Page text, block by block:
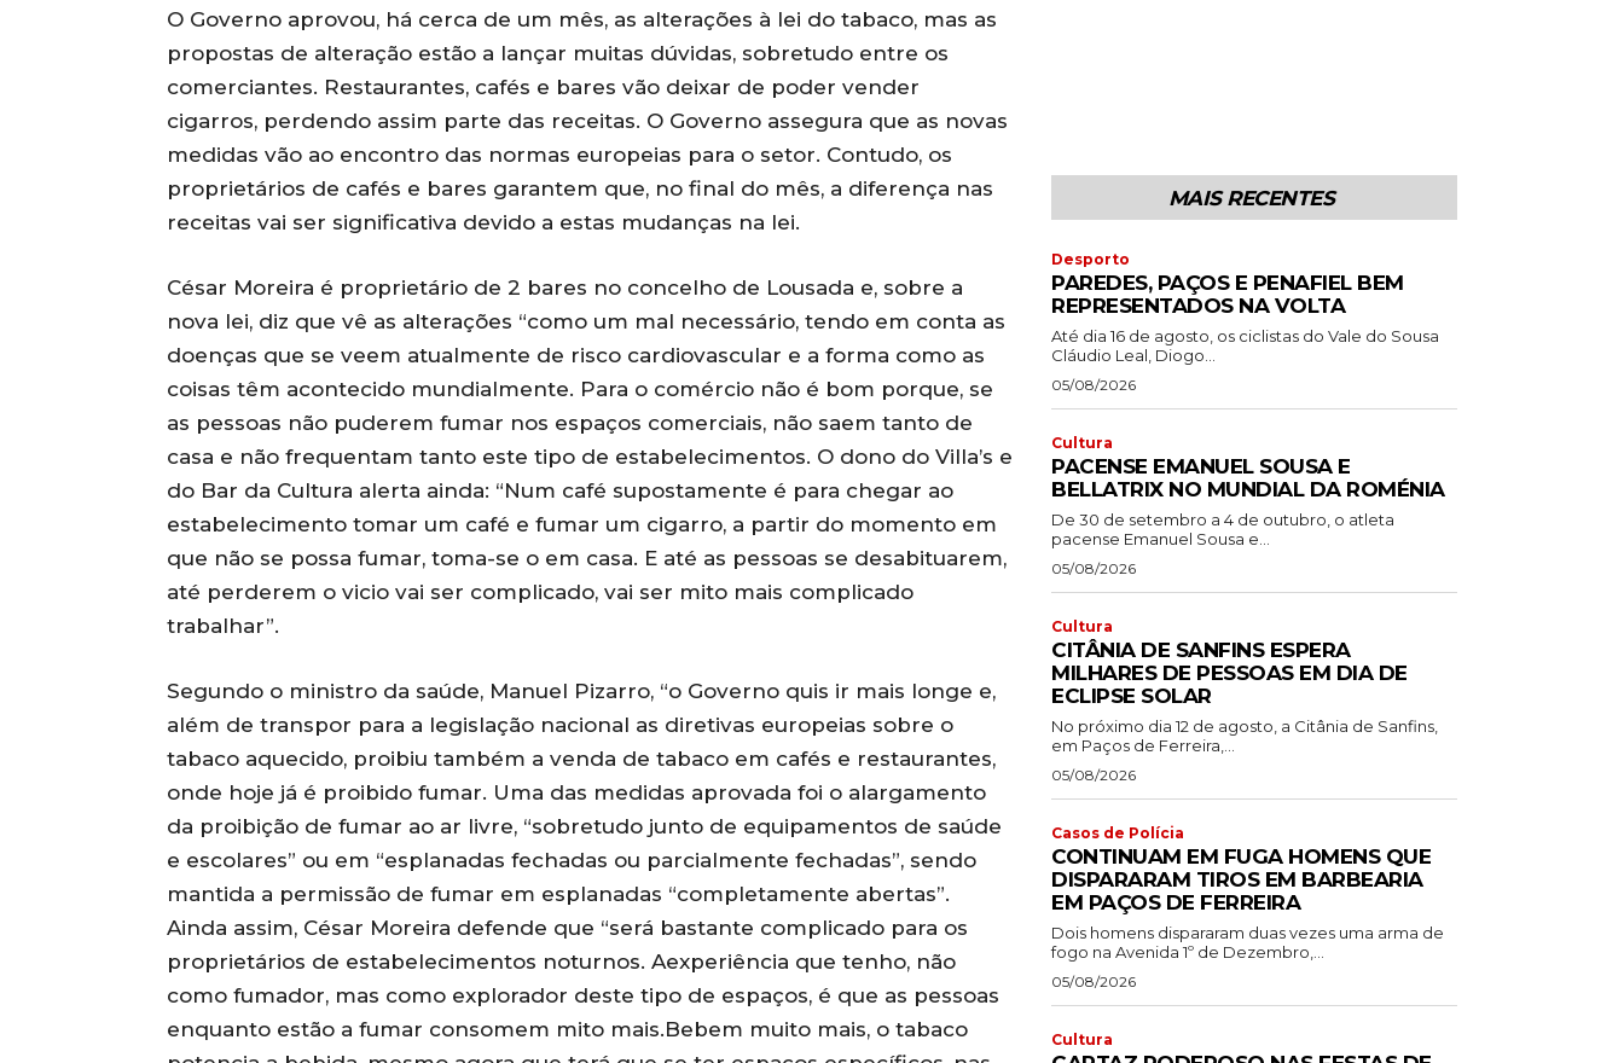
O Governo aprovou, há cerca de um mês, as alterações à lei do tabaco, mas as
propostas de alteração estão a lançar muitas dúvidas, sobretudo entre os
comerciantes. Restaurantes, cafés e bares vão deixar de poder vender
cigarros, perdendo assim parte das receitas. O Governo assegura que as novas
medidas vão ao encontro das normas europeias para o setor. Contudo, os
proprietários de cafés e bares garantem que, no final do mês, a diferença nas
receitas vai ser significativa devido a estas mudanças na lei.
César Moreira é proprietário de 2 bares no concelho de Lousada e, sobre a
nova lei, diz que vê as alterações “como um mal necessário, tendo em conta as
doenças que se veem atualmente de risco cardiovascular e a forma como as
coisas têm acontecido mundialmente. Para o comércio não é bom porque, se
as pessoas não puderem fumar nos espaços comerciais, não saem tanto de
casa e não frequentam tanto este tipo de estabelecimentos. O dono do Villa’s e
do Bar da Cultura alerta ainda: “Num café supostamente é para chegar ao
estabelecimento tomar um café e fumar um cigarro, a partir do momento em
que não se possa fumar, toma-se o em casa. E até as pessoas se desabituarem,
até perderem o vicio vai ser complicado, vai ser mito mais complicado
trabalhar”.
Segundo o ministro da saúde, Manuel Pizarro, “o Governo quis ir mais longe e,
além de transpor para a legislação nacional as diretivas europeias sobre o
tabaco aquecido, proibiu também a venda de tabaco em cafés e restaurantes,
onde hoje já é proibido fumar. Uma das medidas aprovada foi o alargamento
da proibição de fumar ao ar livre, “sobretudo junto de equipamentos de saúde
e escolares” ou em “esplanadas fechadas ou parcialmente fechadas”, sendo
mantida a permissão de fumar em esplanadas “completamente abertas”.
Ainda assim, César Moreira defende que “será bastante complicado para os
proprietários de estabelecimentos noturnos. Aexperiência que tenho, não
como fumador, mas como explorador deste tipo de espaços, é que as pessoas
enquanto estão a fumar consomem mito mais.Bebem muito mais, o tabaco
MAIS RECENTES
Desporto
PAREDES, PAÇOS E PENAFIEL BEM
REPRESENTADOS NA VOLTA
Até dia 16 de agosto, os ciclistas do Vale do Sousa
Cláudio Leal, Diogo...
05/08/2026
Cultura
PACENSE EMANUEL SOUSA E
BELLATRIX NO MUNDIAL DA ROMÉNIA
De 30 de setembro a 4 de outubro, o atleta
pacense Emanuel Sousa e...
05/08/2026
Cultura
CITÂNIA DE SANFINS ESPERA
MILHARES DE PESSOAS EM DIA DE
ECLIPSE SOLAR
No próximo dia 12 de agosto, a Citânia de Sanfins,
em Paços de Ferreira,...
05/08/2026
Casos de Polícia
CONTINUAM EM FUGA HOMENS QUE
DISPARARAM TIROS EM BARBEARIA
EM PAÇOS DE FERREIRA
Dois homens dispararam duas vezes uma arma de
fogo na Avenida 1º de Dezembro,...
05/08/2026
Cultura